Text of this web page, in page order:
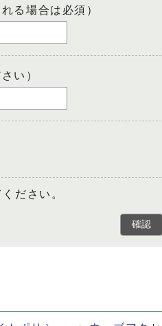
る場合は必須）
い）
ださい。
確認